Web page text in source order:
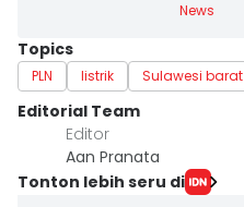
News
Topics
PLN listrik Sulawesi barat
Editorial Team
Editor
Aan Pranata
Tonton lebih seru di